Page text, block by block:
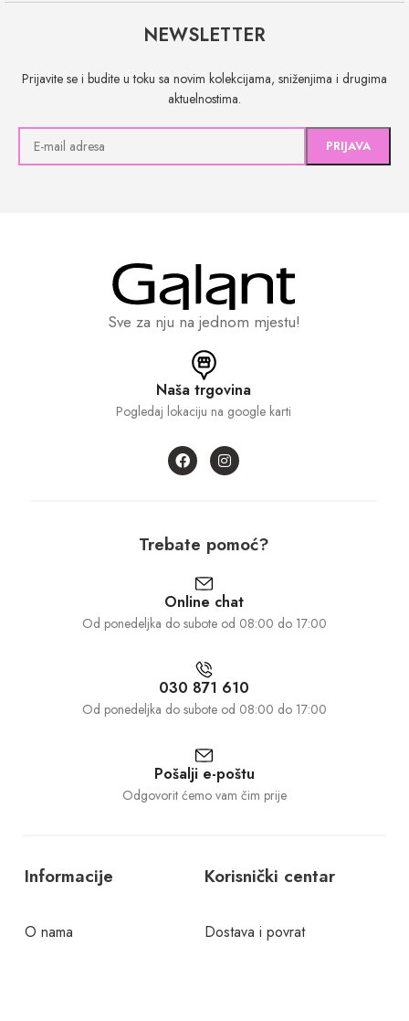
NEWSLETTER
Prijavite se i budite u toku sa novim kolekcijama, sniženjima i drugima
aktuelnostima.
Sve za nju na jednom mjestu!
Naša trgovina
Pogledaj lokaciju na google karti
Trebate pomoć?
Online chat
Od ponedeljka do subote od 08:00 do 17:00
030 871 610
Od ponedeljka do subote od 08:00 do 17:00
Pošalji e-poštu
Odgovorit ćemo vam čim prije
Informacije
O nama
Korisnički centar
Dostava i povrat